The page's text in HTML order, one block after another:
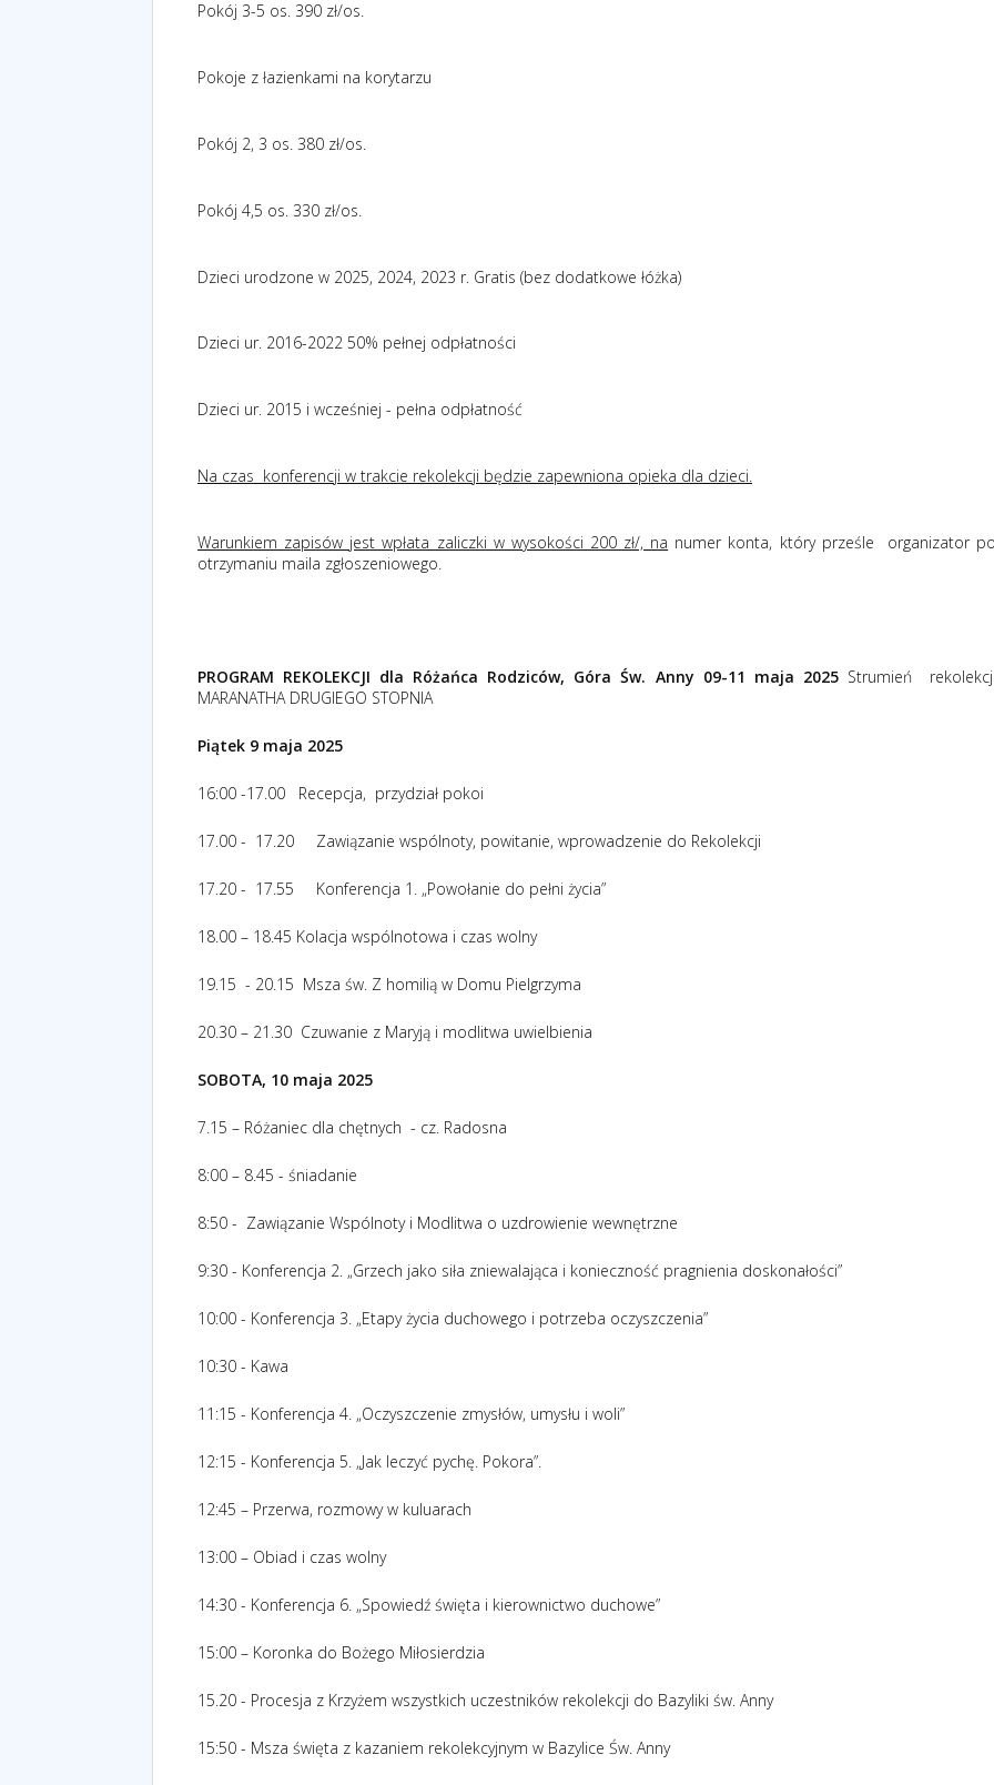
Pokój 3-5 os. 390 zł/os.
Pokoje z łazienkami na korytarzu
Pokój 2, 3 os. 380 zł/os.
Pokój 4,5 os. 330 zł/os.
Dzieci urodzone w 2025, 2024, 2023 r. Gratis (bez dodatkowe łóżka)
Dzieci ur. 2016-2022 50% pełnej odpłatności
Dzieci ur. 2015 i wcześniej - pełna odpłatność
Na czas konferencji w trakcie rekolekcji będzie zapewniona opieka dla dzieci.
Warunkiem zapisów jest wpłata zaliczki w wysokości 200 zł/, na numer konta, który prześle
organizator
otrzymaniu maila zgłoszeniowego.
PROGRAM REKOLEKCJI dla Różańca Rodziców, Góra Św. Anny 09-11 maja 2025 Strumień
MARANATHA DRUGIEGO STOPNIA
Piątek 9 maja 2025
16:00 -17.00 Recepcja, przydział pokoi
17.00 - 17.20 Zawiązanie wspólnoty, powitanie, wprowadzenie do Rekolekcji
17.20 - 17.55 Konferencja 1. „Powołanie do pełni życia”
18.00 – 18.45 Kolacja wspólnotowa i czas wolny
19.15 - 20.15 Msza św. Z homilią w Domu Pielgrzyma
20.30 – 21.30 Czuwanie z Maryją i modlitwa uwielbienia
SOBOTA, 10 maja 2025
7.15 – Różaniec dla chętnych - cz. Radosna
8:00 – 8.45 - śniadanie
8:50 - Zawiązanie Wspólnoty i Modlitwa o uzdrowienie wewnętrzne
9:30 - Konferencja 2. „Grzech jako siła zniewalająca i konieczność pragnienia doskonałości”
10:00 - Konferencja 3. „Etapy życia duchowego i potrzeba oczyszczenia”
10:30 - Kawa
11:15 - Konferencja 4. „Oczyszczenie zmysłów, umysłu i woli”
12:15 - Konferencja 5. „Jak leczyć pychę. Pokora”.
12:45 – Przerwa, rozmowy w kuluarach
13:00 – Obiad i czas wolny
14:30 - Konferencja 6. „Spowiedź święta i kierownictwo duchowe”
15:00 – Koronka do Bożego Miłosierdzia
15.20 - Procesja z Krzyżem wszystkich uczestników rekolekcji do Bazyliki św. Anny
15:50 - Msza święta z kazaniem rekolekcyjnym w Bazylice Św. Anny